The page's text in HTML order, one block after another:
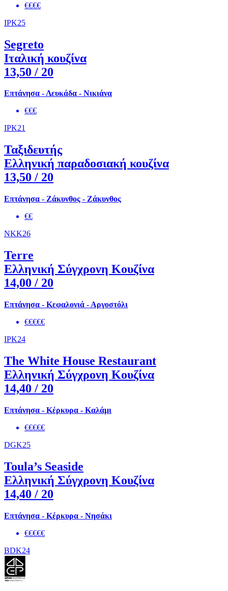
€€€€
IPK25
Segreto
Ιταλική κουζίνα
13,50 / 20
Επτάνησα - Λευκάδα - Νικιάνα
€€€
IPK21
Ταξιδευτής
Ελληνική παραδοσιακή κουζίνα
13,50 / 20
Επτάνησα - Ζάκυνθος - Ζάκυνθος
€€
NKK26
Terre
Ελληνική Σύγχρονη Κουζίνα
14,00 / 20
Επτάνησα - Κεφαλονιά - Αργοστόλι
€€€€€
IPK24
The White House Restaurant
Ελληνική Σύγχρονη Κουζίνα
14,40 / 20
Επτάνησα - Κέρκυρα - Καλάμι
€€€€€
DGK25
Toula’s Seaside
Ελληνική Σύγχρονη Κουζίνα
14,40 / 20
Επτάνησα - Κέρκυρα - Νησάκι
€€€€€
BDK24